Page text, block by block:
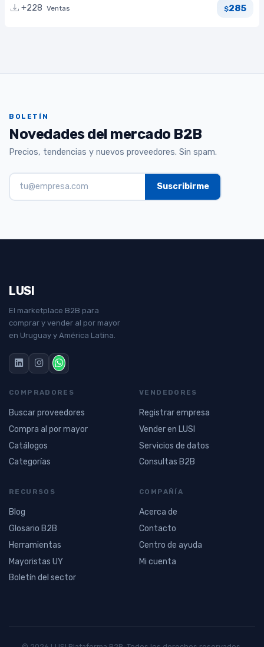
+228 Ventas $285
BOLETÍN
Novedades del mercado B2B
Precios, tendencias y nuevos proveedores. Sin spam.
LUSI
El marketplace B2B para
comprar y vender al por mayor
en Uruguay y América Latina.
COMPRADORES
Buscar proveedores
Compra al por mayor
Catálogos
Categorías
VENDEDORES
Registrar empresa
Vender en LUSI
Servicios de datos
Consultas B2B
RECURSOS
Blog
Glosario B2B
Herramientas
Mayoristas UY
Boletín del sector
COMPAÑÍA
Acerca de
Contacto
Centro de ayuda
Mi cuenta